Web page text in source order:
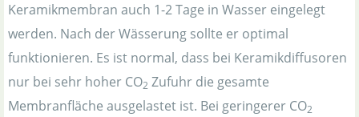
Keramikmembran auch 1-2 Tage in Wasser eingelegt
werden. Nach der Wässerung sollte er optimal
funktionieren. Es ist normal, dass bei Keramikdiffusoren
nur bei sehr hoher CO2 Zufuhr die gesamte
Membranfläche ausgelastet ist. Bei geringerer CO2